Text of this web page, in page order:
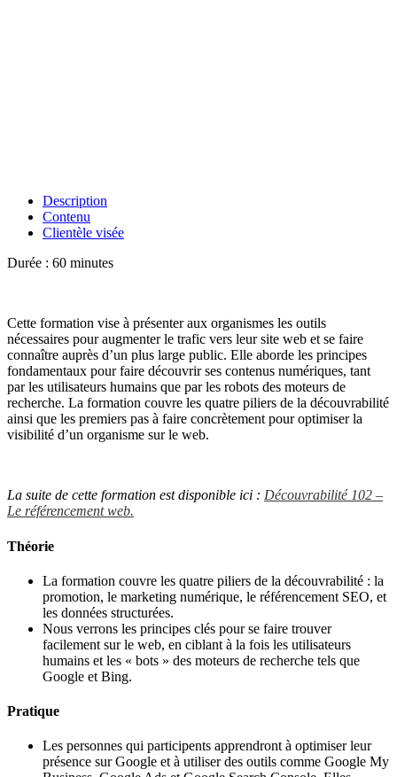
Description
Contenu
Clientèle visée
Durée : 60 minutes
Cette formation vise à présenter aux organismes les outils
nécessaires pour augmenter le trafic vers leur site web et se faire
connaître auprès d’un plus large public. Elle aborde les principes
fondamentaux pour faire découvrir ses contenus numériques, tant
par les utilisateurs humains que par les robots des moteurs de
recherche. La formation couvre les quatre piliers de la découvrabilité
ainsi que les premiers pas à faire concrètement pour optimiser la
visibilité d’un organisme sur le web.
La suite de cette formation est disponible ici : Découvrabilité 102 –
Le référencement web.
Théorie
La formation couvre les quatre piliers de la découvrabilité : la
promotion, le marketing numérique, le référencement SEO, et
les données structurées.
Nous verrons les principes clés pour se faire trouver
facilement sur le web, en ciblant à la fois les utilisateurs
humains et les « bots » des moteurs de recherche tels que
Google et Bing.
Pratique
Les personnes qui participents apprendront à optimiser leur
présence sur Google et à utiliser des outils comme Google My